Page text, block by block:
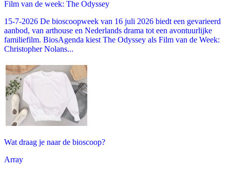
Film van de week: The Odyssey
15-7-2026 De bioscoopweek van 16 juli 2026 biedt een gevarieerd
aanbod, van arthouse en Nederlands drama tot een avontuurlijke
familiefilm. BiosAgenda kiest The Odyssey als Film van de Week:
Christopher Nolans...
Wat draag je naar de bioscoop?
Array